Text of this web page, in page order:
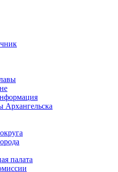
Архангельска
палата